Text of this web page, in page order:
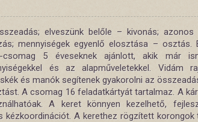
elveszünk belőle – kivonás; azonos
mennyiségek egyenlő elosztása – osztás.
csomag 5 éveseknek ajánlott, akik már
és az alapműveletekkel. Vidám
és manók segítenek gyakorolni az
A csomag 16 feladatkártyát tartalmaz. A
A keret könnyen kezelhető,
kézkoordinációt. A kerethez rögzített korongok